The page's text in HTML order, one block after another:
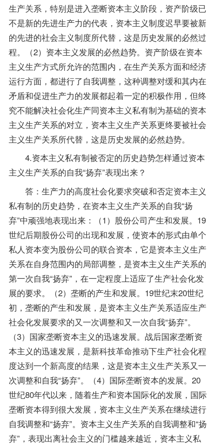
生产关系，特别是进入垄断资本主义阶段，资产阶级已
不是新的先进生产力的代表，资本主义制度迟早要被新
的先进的社会主义制度所代替，这是历史发展的必然过
程。（2）资本主义发展的必然趋势。资产阶级在资本
主义生产方式所允许的范围内，在生产关系方面和经济
运行方面，都进行了自我调整，这种调整对缓和其内在
矛盾和促进生产力的发展都起着一定的积极作用，但终
究不能解决社会化生产同资本主义私有制为基础的资本
主义生产关系的对立，资本主义生产关系更终要被社会
主义生产关系所代替，这是历史发展的必然趋势。
4.资本主义私有制被否定的历史趋势怎样通过资本
主义生产关系的自我“扬弃”表现出来？
答：生产力的高度社会化要求突破和否定资本主义
私有制的历史趋势，在资本主义生产关系的自我“扬
弃”中顽强地表现出来：（1）股份公司产生和发展。19
世纪后期股份公司的出现和发展，使资本的形式由单个
私人资本变为股份公司的联合资本，它是资本主义生产
关系在自身范围内的局部调整，是资本主义生产关系的
第一次自我“扬弃”，在一定程度上适应了生产社会化发
展的要求。（2）垄断的产生和发展。19世纪末20世纪
初，垄断的产生和发展，是资本主义生产关系适应生产
社会化发展要求的又一次调整和又一次自我“扬弃”。
（3）国家垄断资本主义的迅速发展。战后国家垄断资
本主义的迅速发展，是新科技革命推动下生产社会化程
度达到一个新高度的结果，这是资本主义生产关系又一
次调整和自我“扬弃”。（4）国际垄断资本的发展。20
世纪80年代以来，随着生产和资本国际化的发展，国际
垄断资本得到很大发展，资本主义生产关系在继续进行
自我调整和“扬弃”。资本主义生产关系的自我调整和“扬
弃”，表现出离社会主义的门槛越来越近，资本主义私